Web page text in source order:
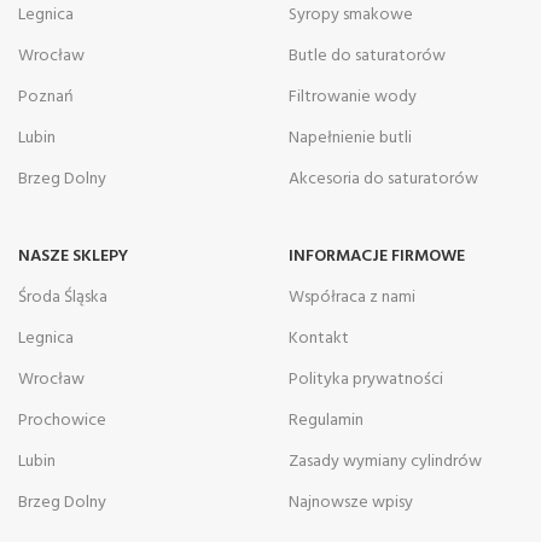
Legnica
Wrocław
Poznań
Lubin
Brzeg Dolny
Syropy smakowe
Butle do saturatorów
Filtrowanie wody
Napełnienie butli
Akcesoria do saturatorów
NASZE SKLEPY
Środa Śląska
Legnica
Wrocław
Prochowice
Lubin
Brzeg Dolny
INFORMACJE FIRMOWE
Współraca z nami
Kontakt
Polityka prywatności
Regulamin
Zasady wymiany cylindrów
Najnowsze wpisy